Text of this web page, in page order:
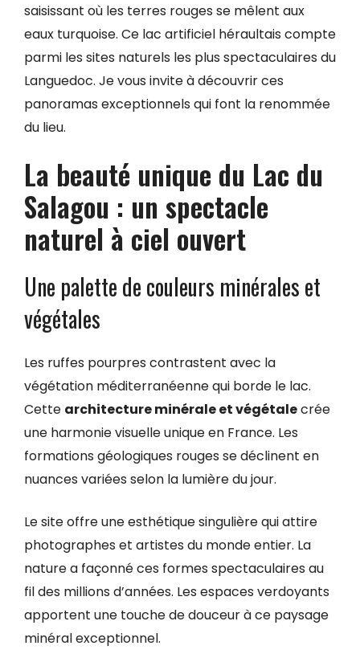
saisissant où les terres rouges se mêlent aux
eaux turquoise. Ce lac artificiel héraultais compte
parmi les sites naturels les plus spectaculaires du
Languedoc. Je vous invite à découvrir ces
panoramas exceptionnels qui font la renommée
du lieu.
La beauté unique du Lac du
Salagou : un spectacle
naturel à ciel ouvert
Une palette de couleurs minérales et
végétales
Les ruffes pourpres contrastent avec la
végétation méditerranéenne qui borde le lac.
Cette architecture minérale et végétalecrée
une harmonie visuelle unique en France. Les
formations géologiques rouges se déclinent en
nuances variées selon la lumière du jour.
Le site offre une esthétique singulière qui attire
photographes et artistes du monde entier. La
nature a façonné ces formes spectaculaires au
fil des millions d’années. Les espaces verdoyants
apportent une touche de douceur à ce paysage
minéral exceptionnel.